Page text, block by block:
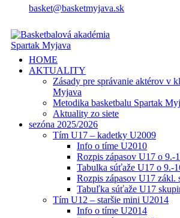
basket@basketmyjava.sk
HOME
AKTUALITY
Zásady pre správanie aktérov v
Myjava
Metodika basketbalu Spartak
Aktuality zo siete
sezóna 2025/2026
Tím U17 – kadetky U2009
Info o tíme U2010
Rozpis zápasov U17 o 9.-
Tabulka súťaže U17 o 9.-
Rozpis zápasov U17 zákl.
Tabuľka súťaže U17
Tím U12 – staršie mini U2014
Info o tíme U2014